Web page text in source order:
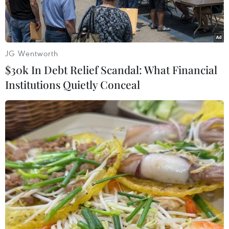
Nhân viên y tế tiêm vaccine phòng COVID-19 cho học sinh tại
Banda Aceh, Indonesia, ngày 9/11/2021. (Ảnh: AFP/TTXVN)
Theo phóng viên TTXVN tại Jakarta, công ty
dược phẩm quốc doanh PT Bio Farma của
Indonesia cho biết sẽ bắt đầu thử nghiệm lâm
sàng vaccine ngừa COVID-19 để dùng cho liều
JG Wentworth
$30k In Debt Relief Scandal: What Financial
Institutions Quietly Conceal